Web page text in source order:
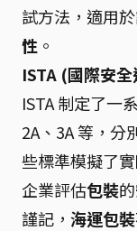
試方法，適用
性 。
ISTA (國際安全
ISTA 制定了一
2A、3A 等，分
些標準模擬了
企業評估包裝的
謹記， 海運包裝